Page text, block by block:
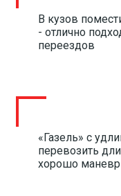
В кузов
- отлично
переездов
«Газель» с
перевозить
хорошо